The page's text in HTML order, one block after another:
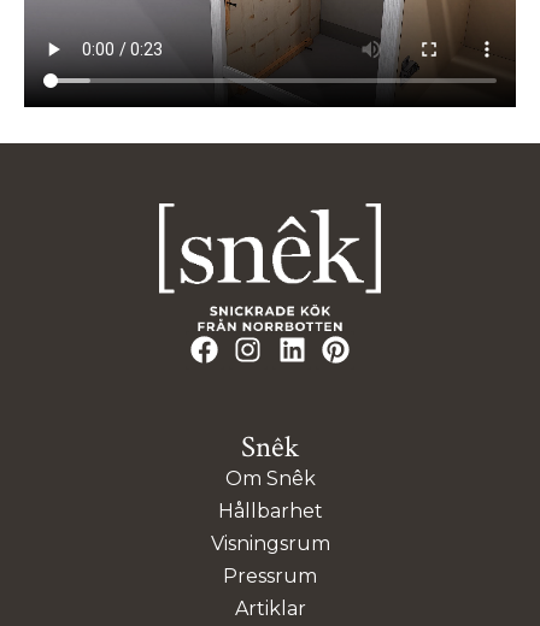
Snêk
Om Snêk
Hållbarhet
Visningsrum
Pressrum
Artiklar